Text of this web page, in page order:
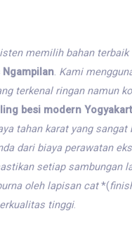
memilih bahan terbaik
. Kami
terkenal ringan namun
besi modern
tahan karat yang sangat
dari biaya perawatan
setiap sambungan
oleh lapisan cat*(
tinggi.